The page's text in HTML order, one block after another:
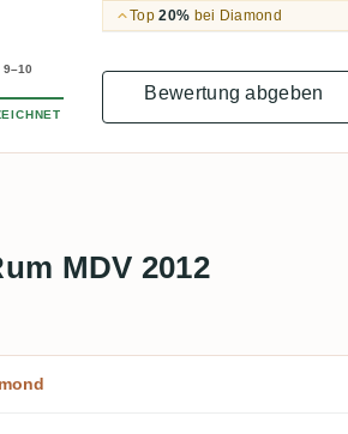
9–10
Top20% bei Diamond
Bewertung abgeben
MDV 2012